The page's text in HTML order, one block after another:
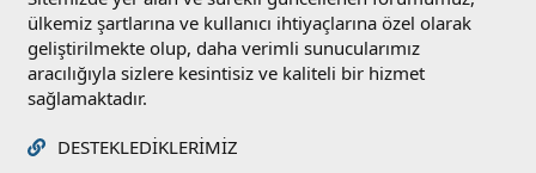
ülkemiz şartlarına ve kullanıcı ihtiyaçlarına özel olarak
geliştirilmekte olup, daha verimli sunucularımız
aracılığıyla sizlere kesintisiz ve kaliteli bir hizmet
sağlamaktadır.
DESTEKLEDIKLERIMIZ